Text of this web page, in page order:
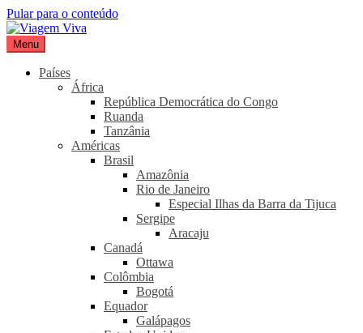
Pular para o conteúdo
Viagem Viva
Seu portal de turismo sustentável
Menu
Países
África
República Democrática do Congo
Ruanda
Tanzânia
Américas
Brasil
Amazônia
Rio de Janeiro
Especial Ilhas da Barra da Tijuca
Sergipe
Aracaju
Canadá
Ottawa
Colômbia
Bogotá
Equador
Galápagos